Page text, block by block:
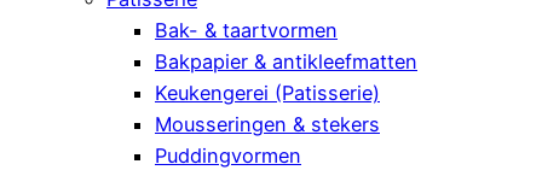
Bak- & taartvormen
Bakpapier & antikleefmatten
Keukengerei (Patisserie)
Mousseringen & stekers
Puddingvormen